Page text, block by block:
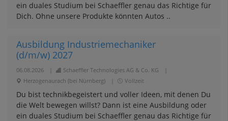
ein duales Studium bei Schaeffler genau das Richtige für
Dich. Ohne unsere Produkte könnten Autos ..
Ausbildung Industriemechaniker
(d/m/w) 2027
06.08.2026 Schaeffler Technologies AG & Co. KG
Herzogenaurach (bei Nürnberg)
Vollzeit
Du bist technikbegeistert und voller Ideen, mit denen Du
die Welt bewegen willst? Dann ist eine Ausbildung oder
ein duales Studium bei Schaeffler genau das Richtige für